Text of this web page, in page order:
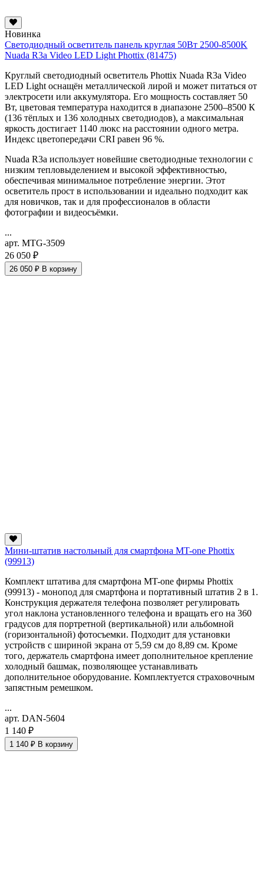
Новинка
Светодиодный осветитель панель круглая 50Вт 2500-8500K
Nuada R3a Video LED Light Phottix (81475)
Круглый светодиодный осветитель Phottix Nuada R3a Video
LED Light оснащён металлической лирой и может питаться от
электросети или аккумулятора. Его мощность составляет 50
Вт, цветовая температура находится в диапазоне 2500–8500 К
(136 тёплых и 136 холодных светодиодов), а максимальная
яркость достигает 1140 люкс на расстоянии одного метра.
Индекс цветопередачи CRI равен 96 %.
Nuada R3a использует новейшие светодиодные технологии с
низким тепловыделением и высокой эффективностью,
обеспечивая минимальное потребление энергии. Этот
осветитель прост в использовании и идеально подходит как
для новичков, так и для профессионалов в области
фотографии и видеосъёмки.
...
арт. MTG-3509
26 050 ₽
26 050 ₽ В корзину
Мини-штатив настольный для смартфона MT-one Phottix
(99913)
Комплект штатива для смартфона MT-one фирмы Phottix
(99913) - монопод для смартфона и портативный штатив 2 в 1.
Конструкция держателя телефона позволяет регулировать
угол наклона установленного телефона и вращать его на 360
градусов для портретной (вертикальной) или альбомной
(горизонтальной) фотосъемки. Подходит для установки
устройств с шириной экрана от 5,59 см до 8,89 см. Кроме
того, держатель смартфона имеет дополнительное крепление
холодный башмак, позволяющее устанавливать
дополнительное оборудование. Комплектуется страховочным
запястным ремешком.
...
арт. DAN-5604
1 140 ₽
1 140 ₽ В корзину